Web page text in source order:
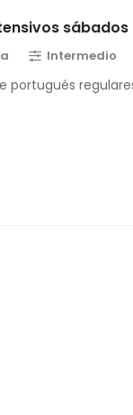
sábados
Intermedio
portugués